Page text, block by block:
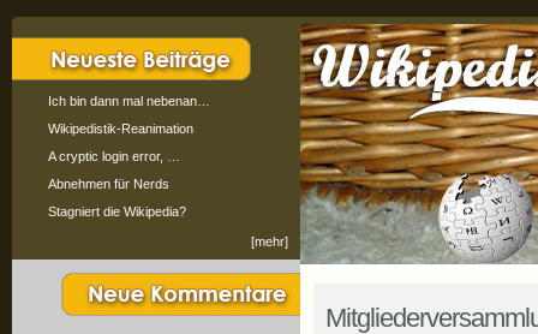
Ich bin dann mal nebenan…
Wikipedistik-Reanimation
A cryptic login error, …
Abnehmen für Nerds
Stagniert die Wikipedia?
[mehr]